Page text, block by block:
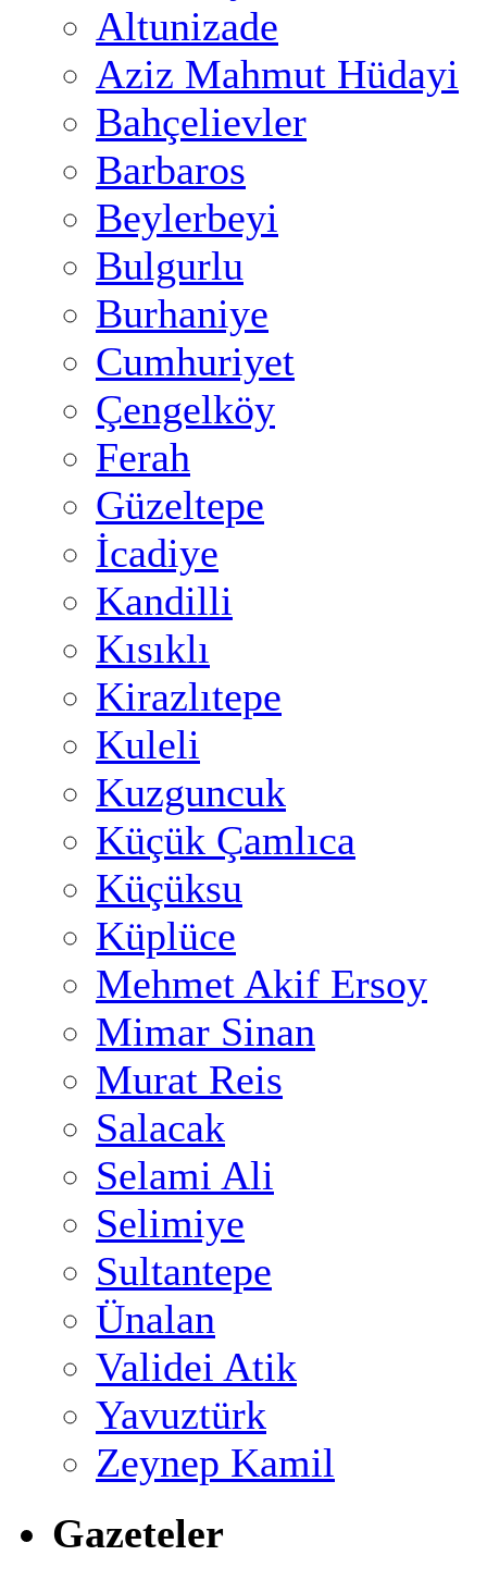
Altunizade
Aziz Mahmut Hüdayi
Bahçelievler
Barbaros
Beylerbeyi
Bulgurlu
Burhaniye
Cumhuriyet
Çengelköy
Ferah
Güzeltepe
İcadiye
Kandilli
Kısıklı
Kirazlıtepe
Kuleli
Kuzguncuk
Küçük Çamlıca
Küçüksu
Küplüce
Mehmet Akif Ersoy
Mimar Sinan
Murat Reis
Salacak
Selami Ali
Selimiye
Sultantepe
Ünalan
Validei Atik
Yavuztürk
Zeynep Kamil
Gazeteler